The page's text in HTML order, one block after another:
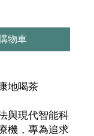
物車
地喝茶
與現代智能科
機，專為追求